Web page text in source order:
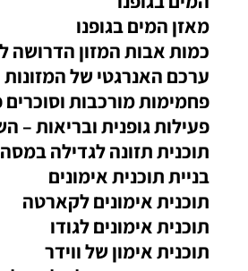
מאזן המים בגופנו
כמות אבות המזון הדרושה
ערכם האנרגטי של המזונות
פחמימות מורכבות
פעילות גופנית ובריאות –
תוכנית תזונה לגדילה
בניית תוכנית אימונים
תוכנית אימונים לקארטה
תוכנית אימונים לגודו
תוכנית אימון של ווידר